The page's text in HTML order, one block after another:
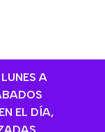
A
EL DÍA,
Buenos Aires